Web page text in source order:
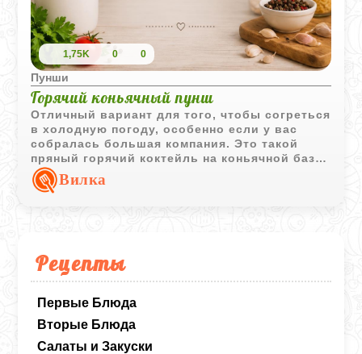
Рецепты
Первые Блюда
Вторые Блюда
Салаты и Закуски
1,75K 0 0
Пунши
Горячий коньячный пунш
Отличный вариант для того, чтобы согреться
в холодную погоду, особенно если у вас
собралась большая компания. Это такой
пряный горячий коктейль на коньячной базе,
который чем-то напоминает классический
грог или пунш. Самое классное здесь - это
вывариваем специи с лимоном, чтобы вода
алкоголь не успевает выпариться, а напиток
получается очень душистым и мощно
зимних посиделок.
Вилка